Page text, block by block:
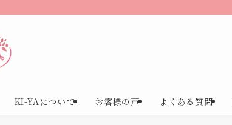
KI-YAについて お客様の声 よくある質問